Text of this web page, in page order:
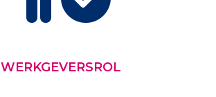
WERKGEVERSROL